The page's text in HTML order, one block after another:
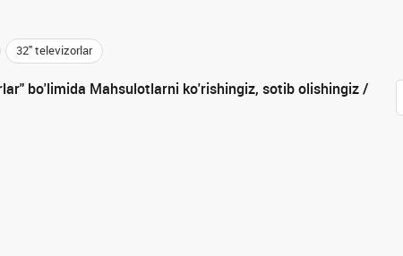
32" televizorlar
bo'limida Mahsulotlarni ko'rishingiz, sotib olishingiz /